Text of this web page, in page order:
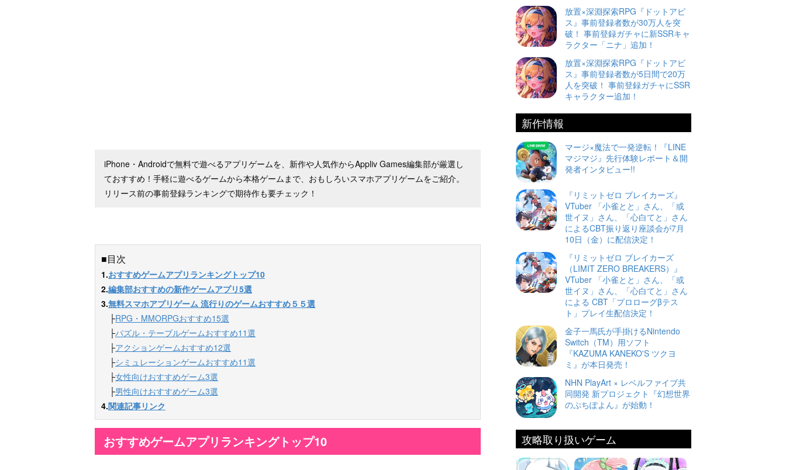
iPhone・Androidで無料で遊べるアプリゲームを、新作や人気作からAppliv Games編集部が厳選し
ておすすめ！手軽に遊べるゲームから本格ゲームまで、おもしろいスマホアプリゲームをご紹介。
リリース前の事前登録ランキングで期待作も要チェック！
■目次
1.おすすめゲームアプリランキングトップ10
2.編集部おすすめの新作ゲームアプリ5選
3.無料スマホアプリゲーム 流行りのゲームおすすめ５５選
├RPG・MMORPGおすすめ15選
├パズル・テーブルゲームおすすめ11選
├アクションゲームおすすめ12選
├シミュレーションゲームおすすめ11選
├女性向けおすすめゲーム3選
├男性向けおすすめゲーム3選
4.関連記事リンク
おすすめゲームアプリランキングトップ10
放置×深淵探索RPG『ドットアビ
ス』事前登録者数が30万人を突
破！ 事前登録ガチャに新SSRキャ
ラクター「ニナ」追加！
放置×深淵探索RPG『ドットアビ
ス』事前登録者数が5日間で20万
人を突破！ 事前登録ガチャにSSR
キャラクター追加！
新作情報
マージ×魔法で一発逆転！『LINE
マジマジ』先行体験レポート＆開
発者インタビュー!!
『リミットゼロ ブレイカーズ』
VTuber 「小雀とと」さん、「或
世イヌ」さん、「心白てと」さん
によるCBT振り返り座談会が7月
10日（金）に配信決定！
『リミットゼロ ブレイカーズ
（LIMIT ZERO BREAKERS）』
VTuber 「小雀とと」さん、「或
世イヌ」さん、「心白てと」さん
による CBT「プロローグβテス
ト」プレイ生配信決定！
金子一馬氏が手掛けるNintendo
Switch（TM）用ソフト
『KAZUMA KANEKO'S ツクヨ
ミ』が本日発売！
NHN PlayArt × レベルファイブ共
同開発 新プロジェクト『幻想世界
のぷちぽよん』が始動！
攻略取り扱いゲーム